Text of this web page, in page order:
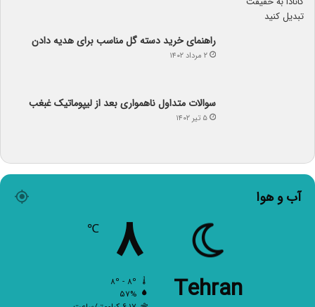
راهنمای خرید دسته گل مناسب برای هدیه دادن
۲ مرداد ۱۴۰۲
سوالات متداول ناهمواری بعد از لیپوماتیک غبغب
۵ تیر ۱۴۰۲
آب و هوا
Tehran
آسمان صاف
۸
۵۷%
۶.۱۷ کیلومتر/ساعت